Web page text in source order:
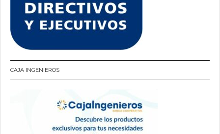
CAJA INGENIEROS